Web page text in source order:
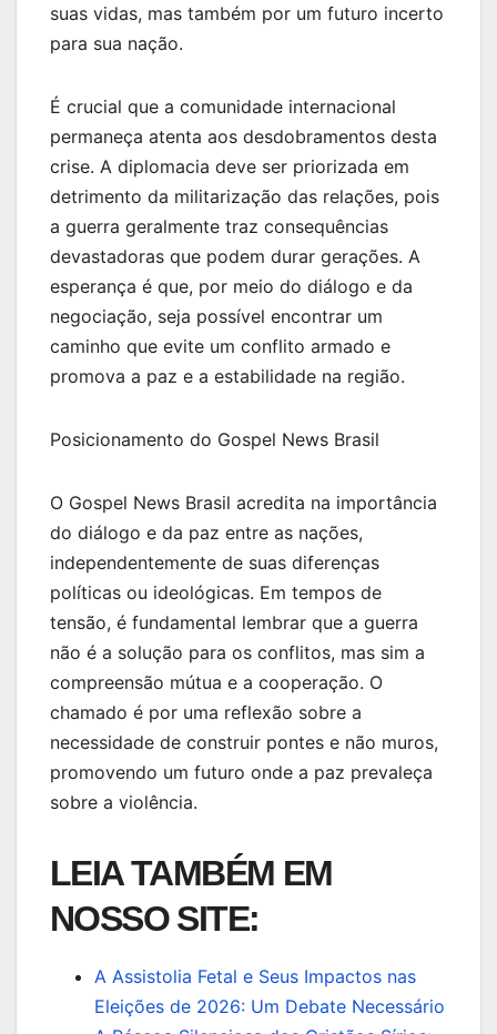
suas vidas, mas também por um futuro incerto
para sua nação.
É crucial que a comunidade internacional
permaneça atenta aos desdobramentos desta
crise. A diplomacia deve ser priorizada em
detrimento da militarização das relações, pois
a guerra geralmente traz consequências
devastadoras que podem durar gerações. A
esperança é que, por meio do diálogo e da
negociação, seja possível encontrar um
caminho que evite um conflito armado e
promova a paz e a estabilidade na região.
Posicionamento do Gospel News Brasil
O Gospel News Brasil acredita na importância
do diálogo e da paz entre as nações,
independentemente de suas diferenças
políticas ou ideológicas. Em tempos de
tensão, é fundamental lembrar que a guerra
não é a solução para os conflitos, mas sim a
compreensão mútua e a cooperação. O
chamado é por uma reflexão sobre a
necessidade de construir pontes e não muros,
promovendo um futuro onde a paz prevaleça
sobre a violência.
LEIA TAMBÉM EM
NOSSO SITE:
A Assistolia Fetal e Seus Impactos nas
Eleições de 2026: Um Debate Necessário